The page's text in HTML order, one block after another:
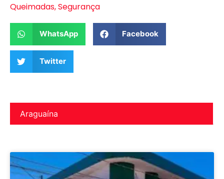
Queimadas,Segurança
WhatsApp Facebook
Twitter
Araguaína